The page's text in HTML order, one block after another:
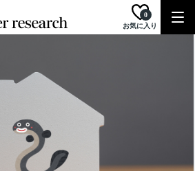
お気に入り
0